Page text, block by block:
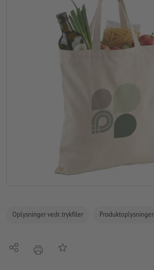
Oplysninger vedr. trykfiler Produktoplysninger
Del tryk Tilføj til huskelisten